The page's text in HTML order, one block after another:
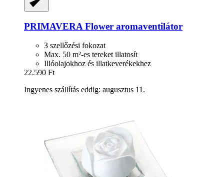
PRIMAVERA Flower aromaventilátor
3 szellőzési fokozat
Max. 50 m²-es tereket illatosít
Illóolajokhoz és illatkeverékekhez
22.590 Ft
Ingyenes szállítás eddig: augusztus 11.